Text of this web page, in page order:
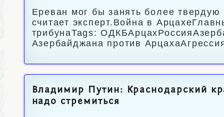
Ереван мог бы занять более
считает эксперт.Война в
трибунаTags:
Азербайджана против
Владимир Путин: Краснодарский
надо стремиться